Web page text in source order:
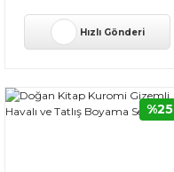
Hızlı Gönderi
%25